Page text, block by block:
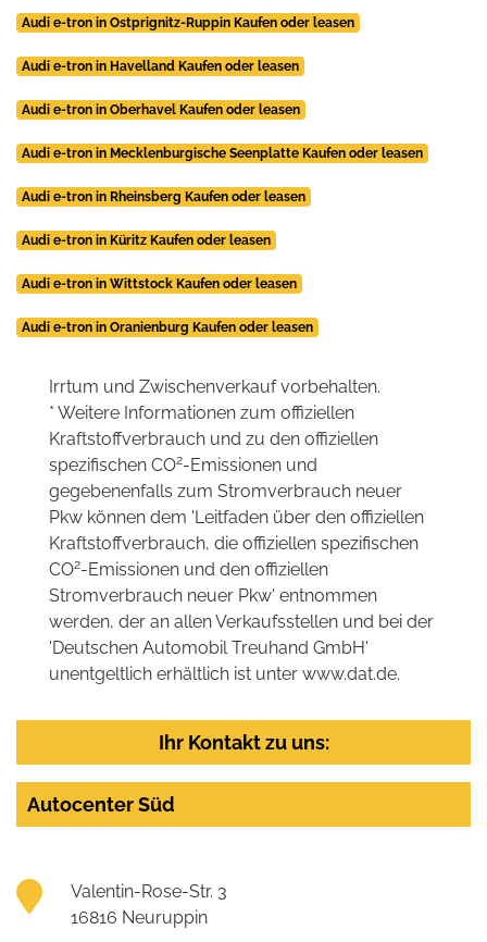
Audi e-tron in Ostprignitz-Ruppin Kaufen oder leasen
Audi e-tron in Havelland Kaufen oder leasen
Audi e-tron in Oberhavel Kaufen oder leasen
Audi e-tron in Mecklenburgische Seenplatte Kaufen oder leasen
Audi e-tron in Rheinsberg Kaufen oder leasen
Audi e-tron in Küritz Kaufen oder leasen
Audi e-tron in Wittstock Kaufen oder leasen
Audi e-tron in Oranienburg Kaufen oder leasen
Irrtum und Zwischenverkauf vorbehalten.
* Weitere Informationen zum offiziellen
Kraftstoffverbrauch und zu den offiziellen
spezifischen CO2-Emissionen und
gegebenenfalls zum Stromverbrauch neuer
Pkw können dem 'Leitfaden über den offiziellen
Kraftstoffverbrauch, die offiziellen spezifischen
CO2-Emissionen und den offiziellen
Stromverbrauch neuer Pkw' entnommen
werden, der an allen Verkaufsstellen und bei der
'Deutschen Automobil Treuhand GmbH'
unentgeltlich erhältlich ist unter www.dat.de.
Ihr Kontakt zu uns:
Autocenter Süd
Valentin-Rose-Str. 3
16816 Neuruppin